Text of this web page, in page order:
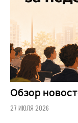
Обзор
27 ИЮЛЯ 2026